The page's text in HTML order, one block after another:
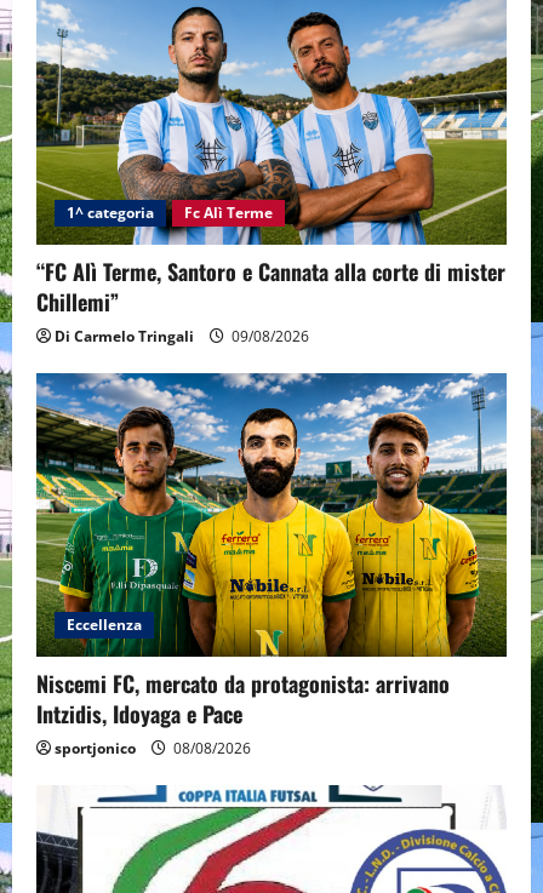
1^ categoria Fc Alì Terme
“FC Alì Terme, Santoro e Cannata alla corte di mister
Chillemi”
Di Carmelo Tringali 09/08/2026
Eccellenza
Niscemi FC, mercato da protagonista: arrivano
Intzidis, Idoyaga e Pace
sportjonico 08/08/2026